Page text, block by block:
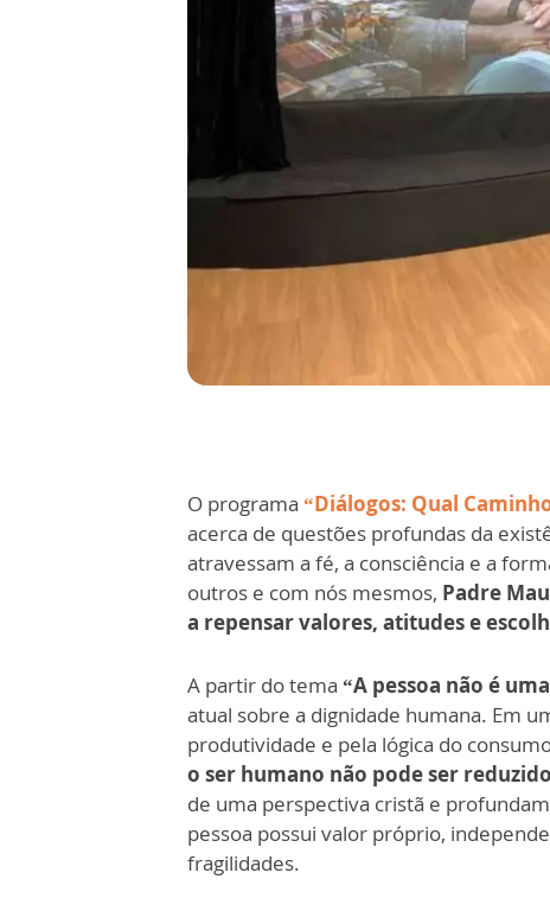
O programa “Diálogos: Qual
acerca de questões profundas da
atravessam a fé, a consciência e a
outros e com nós mesmos, Padre
a repensar valores, atitudes e
A partir do tema “A pessoa não é
atual sobre a dignidade humana. Em
produtividade e pela lógica do
o ser humano não pode ser
de uma perspectiva cristã e
pessoa possui valor próprio,
fragilidades.